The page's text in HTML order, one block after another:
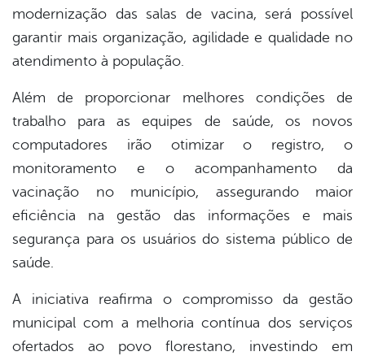
modernização das salas de vacina, será possível
garantir mais organização, agilidade e qualidade no
atendimento à população.
Além de proporcionar melhores condições de
trabalho para as equipes de saúde, os novos
computadores irão otimizar o registro, o
monitoramento e o acompanhamento da
vacinação no município, assegurando maior
eficiência na gestão das informações e mais
segurança para os usuários do sistema público de
saúde.
A iniciativa reafirma o compromisso da gestão
municipal com a melhoria contínua dos serviços
ofertados ao povo florestano, investindo em